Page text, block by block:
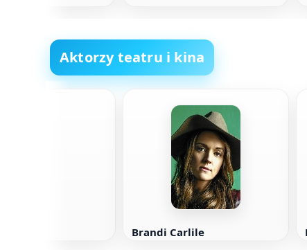
Aktorzy teatru i kina
Brandi Carlile